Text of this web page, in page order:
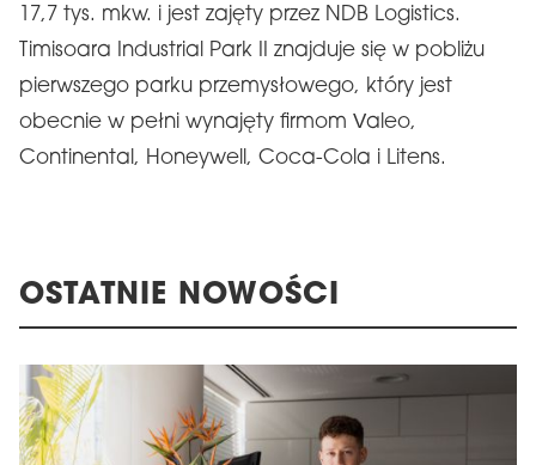
17,7 tys. mkw. i jest zajęty przez NDB Logistics.
Timisoara Industrial Park II znajduje się w pobliżu
pierwszego parku przemysłowego, który jest
obecnie w pełni wynajęty firmom Valeo,
Continental, Honeywell, Coca-Cola i Litens.
OSTATNIE NOWOŚCI